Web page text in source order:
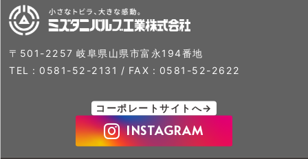
〒501-2257 岐阜県山県市富永194番地
TEL : 0581-52-2131 / FAX : 0581-52-2622
コーポレートサイトへ→
INSTAGRAM